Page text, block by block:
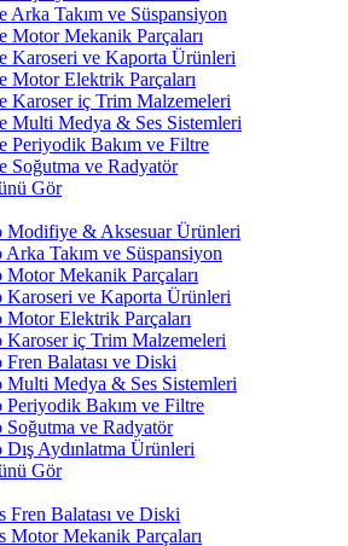
Arka Takım ve Süspansiyon
Motor Mekanik Parçaları
Karoseri ve Kaporta Ürünleri
Motor Elektrik Parçaları
Karoser iç Trim Malzemeleri
Multi Medya & Ses Sistemleri
Periyodik Bakım ve Filtre
Soğutma ve Radyatör
Gör
Modifiye & Aksesuar Ürünleri
Arka Takım ve Süspansiyon
Motor Mekanik Parçaları
Karoseri ve Kaporta Ürünleri
Motor Elektrik Parçaları
Karoser iç Trim Malzemeleri
Fren Balatası ve Diski
Multi Medya & Ses Sistemleri
Periyodik Bakım ve Filtre
Soğutma ve Radyatör
Dış Aydınlatma Ürünleri
Gör
Fren Balatası ve Diski
Motor Mekanik Parçaları